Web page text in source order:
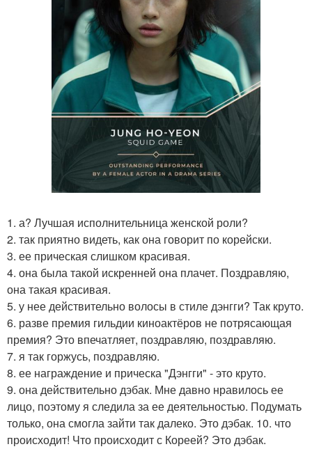
1. а? Лучшая исполнительница женской роли?
2. так приятно видеть, как она говорит по корейски.
3. ее прическая слишком красивая.
4. она была такой искренней она плачет. Поздравляю,
она такая красивая.
5. у нее действительно волосы в стиле дэнгги? Так круто.
6. разве премия гильдии киноактёров не потрясающая
премия? Это впечатляет, поздравляю, поздравляю.
7. я так горжусь, поздравляю.
8. ее награждение и прическа "Дэнгги" - это круто.
9. она действительно дэбак. Мне давно нравилось ее
лицо, поэтому я следила за ее деятельностью. Подумать
только, она смогла зайти так далеко. Это дэбак. 10. что
происходит! Что происходит с Кореей? Это дэбак.